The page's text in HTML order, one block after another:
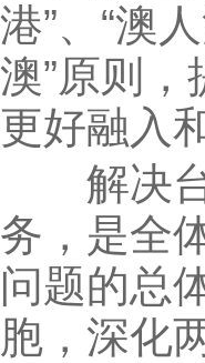
港”、“澳
澳”原则
更好融入
解决台
务，是全
问题的总
胞，深化